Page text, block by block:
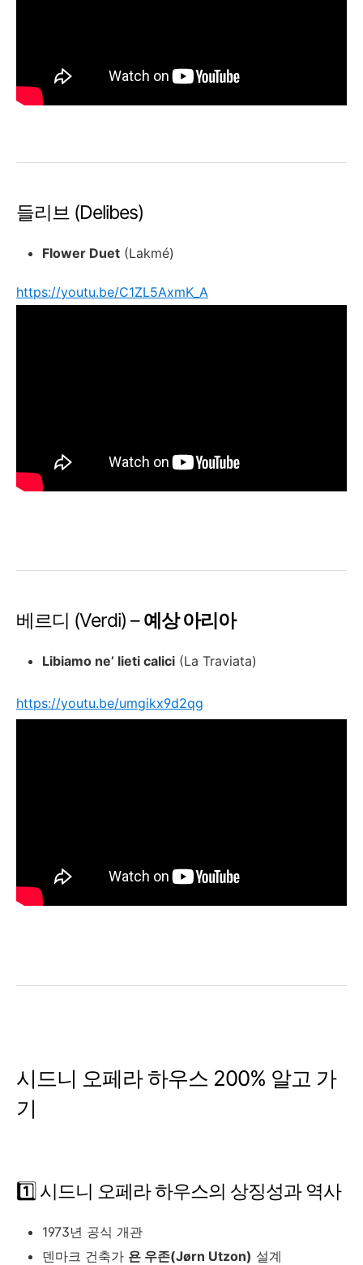
들리브 (Delibes)
Flower Duet (Lakmé)
https://youtu.be/C1ZL5AxmK_A
베르디 (Verdi) –예상 아리아
Libiamo ne’ lieti calici (La Traviata)
https://youtu.be/umgikx9d2qg
시드니 오페라 하우스 200% 알고 가
기
1️⃣ 시드니 오페라 하우스의 상징성과 역사
1973년 공식 개관
덴마크 건축가 욘 우존(Jørn Utzon) 설계